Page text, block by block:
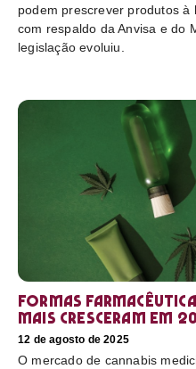
podem prescrever produtos à
com respaldo da Anvisa e do
legislação evoluiu.
Formas
mais cresceram em
12 de agosto de 2025
O mercado de cannabis